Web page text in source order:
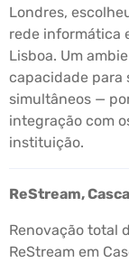
Londres,
rede informática
Lisboa. Um
capacidade para
simultâneos —
integração com
instituição.
ReStream,
Renovação total
ReStream em